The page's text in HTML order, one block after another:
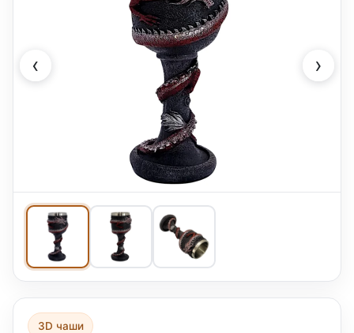
‹ ›
3D чаши